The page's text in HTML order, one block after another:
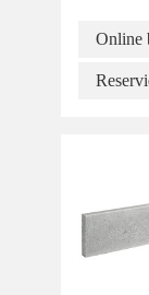
Online